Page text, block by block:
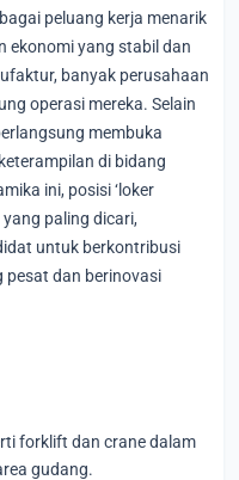
peluang kerja menarik
ekonomi yang stabil dan
banyak perusahaan
operasi mereka. Selain
membuka
di bidang
ini, posisi ‘loker
paling dicari,
untuk berkontribusi
pesat dan berinovasi
forklift dan crane dalam
gudang.